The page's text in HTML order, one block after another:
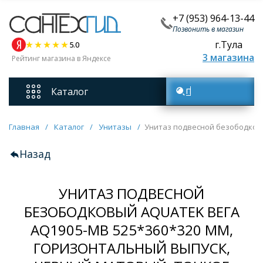
+7 (953) 964-13-44
Позвонить в магазин
5.0
Рейтинг магазина в Яндексе
г.Тула
3 магазина
Каталог
Смесители
Унитазы
Мебель для ванных комнат
Ванны
Поиск товаров
Главная / Каталог / Унитазы / Унитаз подвесной
Назад
УНИТАЗ ПОДВЕСНОЙ
БЕЗОБОДКОВЫЙ AQUATEK ВЕГА
AQ1905-MB 525*360*320 ММ,
ГОРИЗОНТАЛЬНЫЙ ВЫПУСК,